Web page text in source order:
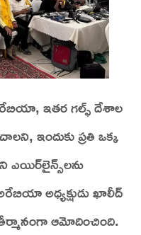
ఇతర గల్ఫ్ దేశాల
ఇందుకు ప్రతి ఒక్క
ఎయిర్‌లైన్స్‌లను
అధ్యక్షుడు ఖాలీద్
ఆమోదించింది.